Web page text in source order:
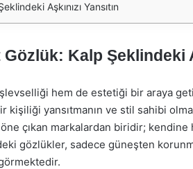
Aşkınızı Yansıtın
Kalp Şeklindeki
hem de estetiği bir araya
kişiliği yansıtmanın ve stil sahibi
çıkan markalardan biridir; kendine
gözlükler, sadece güneşten